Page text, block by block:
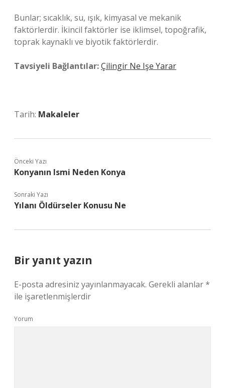
Bunlar; sıcaklık, su, ışık, kimyasal ve mekanik
faktörlerdir. İkincil faktörler ise iklimsel, topoğrafik,
toprak kaynaklı ve biyotik faktörlerdir.
Tavsiyeli Bağlantılar:Çilingir Ne Işe Yarar
Tarih: Makaleler
Önceki Yazı
Konyanın Ismi Neden Konya
Sonraki Yazı
Yılanı Öldürseler Konusu Ne
Bir yanıt yazın
E-posta adresiniz yayınlanmayacak. Gerekli alanlar*
ile işaretlenmişlerdir
Yorum